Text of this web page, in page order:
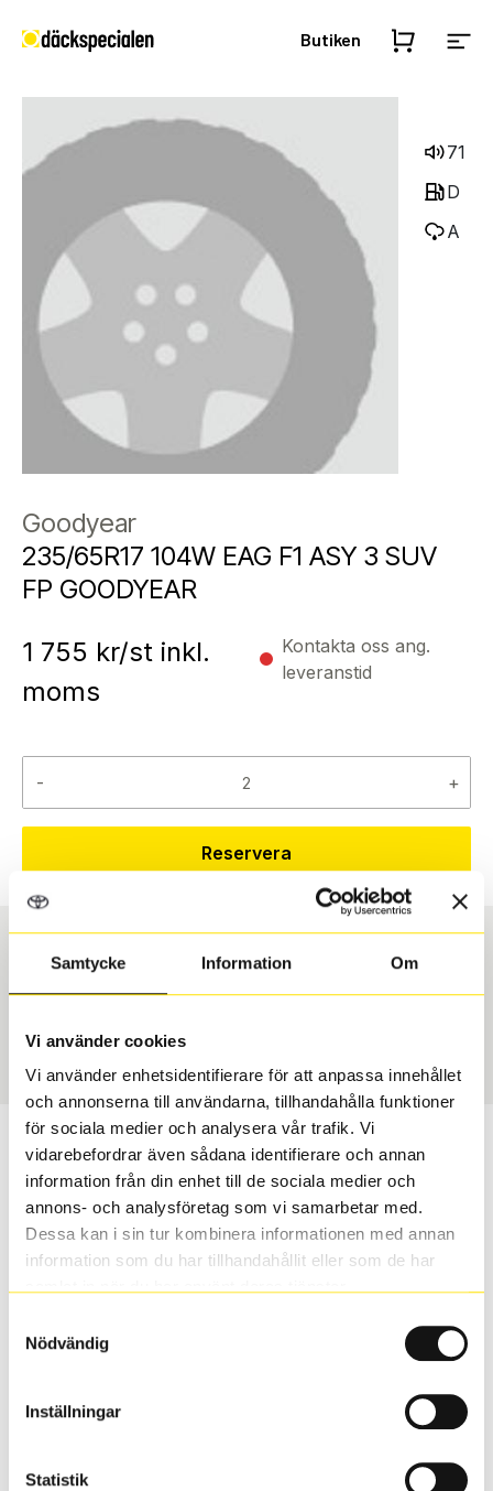
Samtycke Information Om
Vi använder cookies
Vi använder enhetsidentifierare för att anpassa innehållet
och annonserna till användarna, tillhandahålla funktioner
för sociala medier och analysera vår trafik. Vi
vidarebefordrar även sådana identifierare och annan
information från din enhet till de sociala medier och
annons- och analysföretag som vi samarbetar med.
Dessa kan i sin tur kombinera informationen med annan
information som du har tillhandahållit eller som de har
Nödvändig
Inställningar
Statistik
Butiken
71
D
A
Goodyear
235/65R17 104W EAG F1 ASY 3 SUV
FP GOODYEAR
1 755 kr/st inkl.
moms
Kontakta oss ang.
leveranstid
- +
Reservera
Däcktyp
USA, 4x4
Däckstorlek
235/65 R 17 104W
2493
Passar detta däck min bil?
Ange registreringsnummer för att se om det däck du
valt passar din bilmodell. Om du köper däck som skall
sättas på dina befintliga fälgar, se till att kolla en extra
inte vara samma dimension som bilen hade ut från